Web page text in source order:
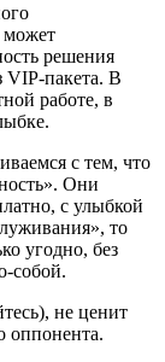
может
решения
VIP-пакета. В
работе, в
с тем, что
Они
с улыбкой
то
угодно, без
собой.
не ценит
оппонента.